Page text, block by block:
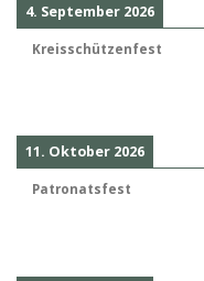
4. September 2026
Kreisschützenfest
11. Oktober 2026
Patronatsfest